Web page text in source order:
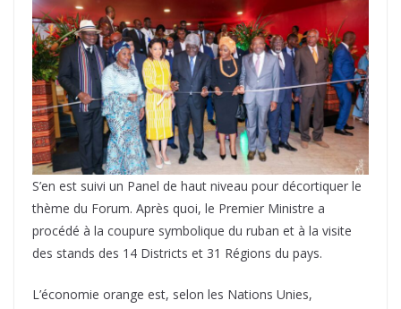
S’en est suivi un Panel de haut niveau pour décortiquer le
thème du Forum. Après quoi, le Premier Ministre a
procédé à la coupure symbolique du ruban et à la visite
des stands des 14 Districts et 31 Régions du pays.
L’économie orange est, selon les Nations Unies,